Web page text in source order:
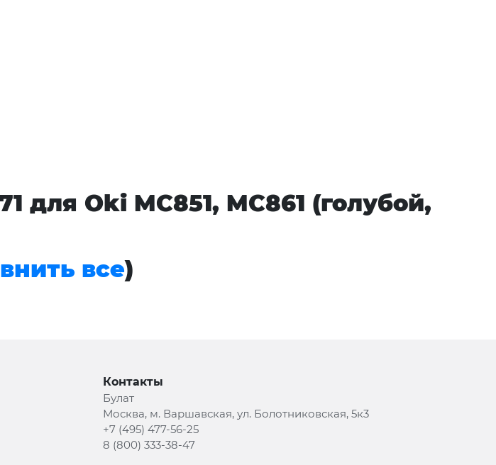
для Oki MC851, MC861 (голубой,
все)
Контакты
Булат
Москва, м. Варшавская, ул. Болотниковская, 5к3
+7 (495) 477-56-25
8 (800) 333-38-47